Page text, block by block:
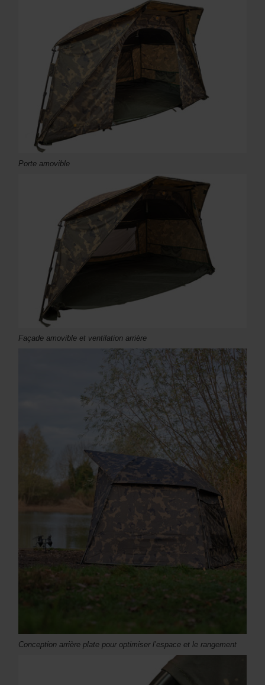
Porte amovible
Façade amovible et ventilation arrière
Conception arrière plate pour optimiser l’espace et le rangement